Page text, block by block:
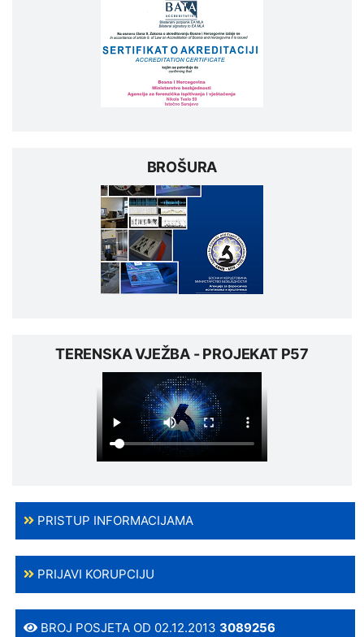
BROŠURA
TERENSKA VJEŽBA - PROJEKAT P57
PRISTUP INFORMACIJAMA
PRIJAVI KORUPCIJU
BROJ POSJETA OD 02.12.20133089256